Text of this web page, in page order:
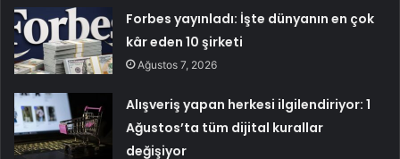
Forbes yayınladı: İşte dünyanın en çok
kâr eden 10 şirketi
Ağustos 7, 2026
Alışveriş yapan herkesi ilgilendiriyor: 1
Ağustos’ta tüm dijital kurallar
değişiyor